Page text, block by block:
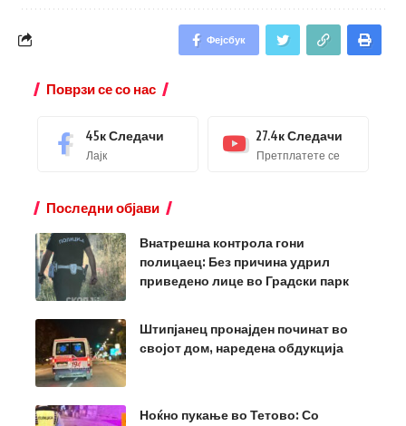
Фејсбук
Поврзи се со нас
45кСледачи
Лајк
27.4кСледачи
Претплатете се
Последни објави
Внатрешна контрола гони
полицаец: Без причина удрил
приведено лице во Градски парк
Штипјанец пронајден починат во
својот дом, наредена обдукција
Ноќно пукање во Тетово: Со